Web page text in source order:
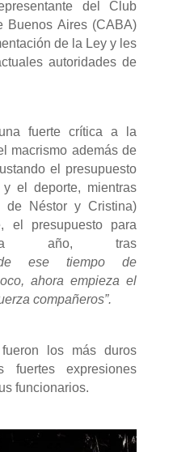
del Club
Buenos Aires (CABA)
de la Ley y les
autoridades de
fuerte crítica a la
macrismo además de
el presupuesto
el deporte, mientras
de Néstor y Cristina)
el presupuesto para
año, tras
de ese tiempo de
ahora empieza el
compañeros”.
los más duros
fuertes expresiones
funcionarios.